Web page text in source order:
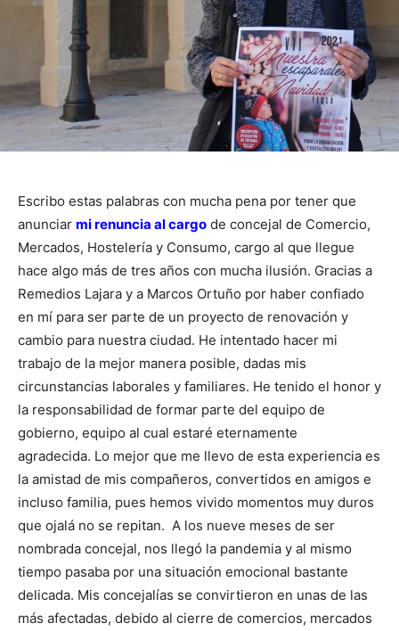
Escribo estas palabras con mucha pena por tener que
anunciar mi renuncia al cargo de concejal de Comercio,
Mercados, Hostelería y Consumo, cargo al que llegue
hace algo más de tres años con mucha ilusión. Gracias a
Remedios Lajara y a Marcos Ortuño por haber confiado
en mí para ser parte de un proyecto de renovación y
cambio para nuestra ciudad. He intentado hacer mi
trabajo de la mejor manera posible, dadas mis
circunstancias laborales y familiares. He tenido el honor y
la responsabilidad de formar parte del equipo de
gobierno, equipo al cual estaré eternamente
agradecida. Lo mejor que me llevo de esta experiencia es
la amistad de mis compañeros, convertidos en amigos e
incluso familia, pues hemos vivido momentos muy duros
que ojalá no se repitan. A los nueve meses de ser
nombrada concejal, nos llegó la pandemia y al mismo
tiempo pasaba por una situación emocional bastante
delicada. Mis concejalías se convirtieron en unas de las
más afectadas, debido al cierre de comercios, mercados